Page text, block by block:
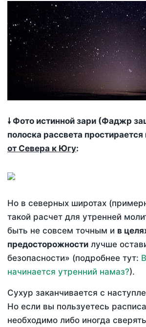
🠗 Фото истинной зари (Фаджр
полоска рассвета простирается
от Севера к Югу:
Но в северных широтах
такой расчет для утренней
быть не совсем точным и в
предосторожности лучше
безопасности» (подробнее тут:
начинается утренний намаз?).
Сухур заканчивается с
Но если вы пользуетесь
необходимо либо иногда